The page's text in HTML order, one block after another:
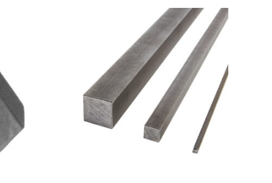
Varianten
auf.
Die
Optionen
können
der
Produktseite
gewählt
werden